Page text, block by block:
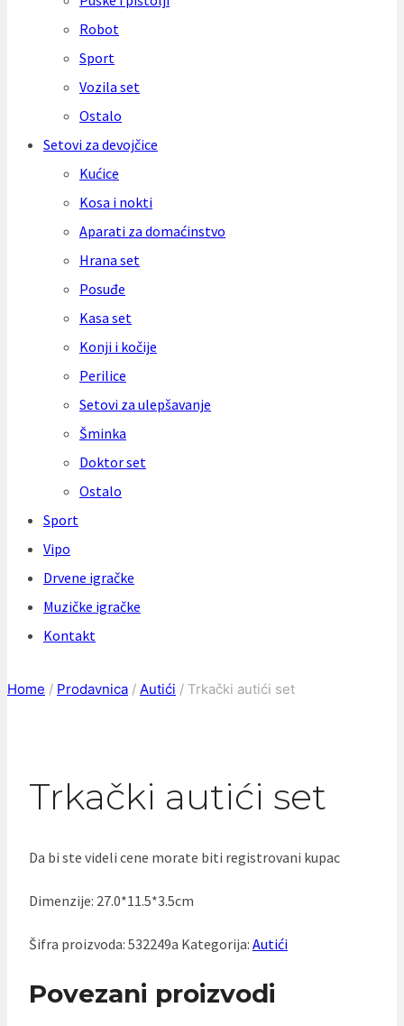
Robot
Sport
Vozila set
Ostalo
Setovi za devojčice
Kućice
Kosa i nokti
Aparati za domaćinstvo
Hrana set
Posuđe
Kasa set
Konji i kočije
Perilice
Setovi za ulepšavanje
Šminka
Doktor set
Ostalo
Sport
Vipo
Drvene igračke
Muzičke igračke
Kontakt
Home / Prodavnica / Autići / Trkački autići set
Trkački autići set
Da bi ste videli cene morate biti registrovani kupac
Dimenzije: 27.0*11.5*3.5cm
Šifra proizvoda: 532249a Kategorija: Autići
Povezani proizvodi